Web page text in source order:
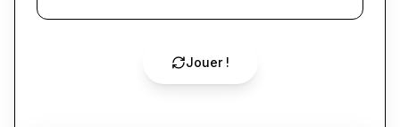
Jouer !